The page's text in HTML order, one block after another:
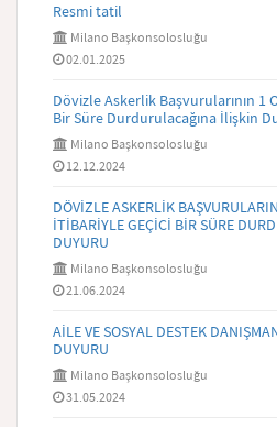
Resmi tatil
Milano Başkonsolosluğu
02.01.2025
Dövizle Askerlik Başvurularının 1
Bir Süre Durdurulacağına İlişkin
Milano Başkonsolosluğu
12.12.2024
DÖVİZLE ASKERLİK
İTİBARİYLE GEÇİCİ BİR SÜRE
DUYURU
Milano Başkonsolosluğu
21.06.2024
AİLE VE SOSYAL DESTEK
DUYURU
Milano Başkonsolosluğu
31.05.2024